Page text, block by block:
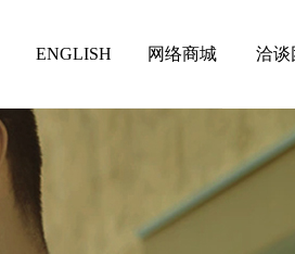
ENGLISH 网络商城 洽谈